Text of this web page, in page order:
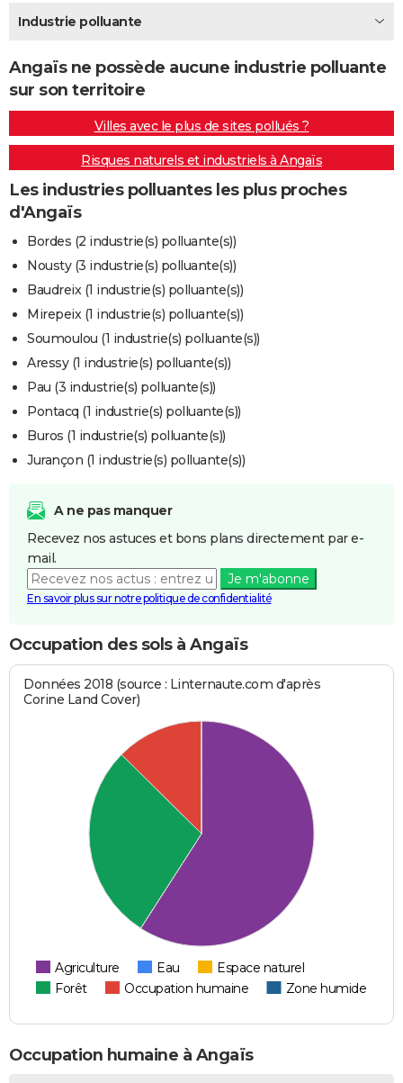
Destinations
City break
Voyage nature
Voyage de noces
Forum
Climat
+PHOTO
GUIDES D'ACHAT
BONS PLANS
CARTE DE VOEUX
Carte de Noël
Carte Bonne année
Carte Saint-Valentin
Carte d'anniversaire
DICTIONNAIRE
Dictionnaire
Biographies
Citations
Expressions
Proverbes
PROGRAMME TV
COPAINS D'AVANT
S'inscrire
Se connecter
Lycées
Collèges
Primaires
Universités
Entreprises
Service militaire
Avis de recherche
AVIS DE DÉCÈS
FORUM
Bricolage
Lifestyle
Culture
Sport
Auto
Television
Voyage
Cinema
Industrie polluante
Angaïs ne possède aucune industrie polluante
sur son territoire
Villes avec le plus de sites pollués ?
Risques naturels et industriels à Angaïs
Les industries polluantes les plus proches
d'Angaïs
Bordes (2 industrie(s) polluante(s))
Nousty (3 industrie(s) polluante(s))
Baudreix (1 industrie(s) polluante(s))
Mirepeix (1 industrie(s) polluante(s))
Soumoulou (1 industrie(s) polluante(s))
Aressy (1 industrie(s) polluante(s))
Pau (3 industrie(s) polluante(s))
Pontacq (1 industrie(s) polluante(s))
Buros (1 industrie(s) polluante(s))
Jurançon (1 industrie(s) polluante(s))
A ne pas manquer
Recevez nos astuces et bons plans directement par e-
mail.
Je m'abonne
En savoir plus sur notre politique de confidentialité
Occupation des sols à Angaïs
Données 2018 (source : Linternaute.com d'après
Corine Land Cover)
Agriculture Eau
Espace naturel
Forêt
Occupation humaine Zone humide
Occupation humaine à Angaïs